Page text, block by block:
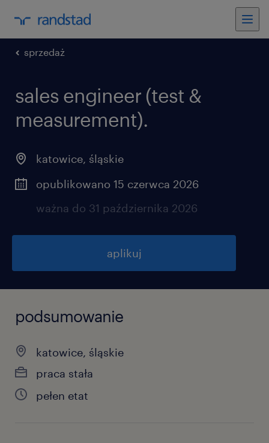
sprzedaż
sales engineer (test &
measurement).
katowice, śląskie
opublikowano 15 czerwca 2026
ważna do 31 października 2026
aplikuj
podsumowanie
katowice, śląskie
praca stała
pełen etat